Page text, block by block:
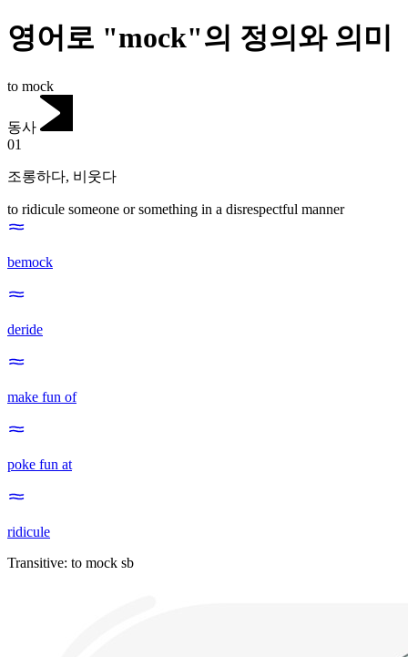
영어로 "mock"의 정의와 의미
to mock
동사
01
조롱하다, 비웃다
to ridicule someone or something in a disrespectful manner
bemock
deride
make fun of
poke fun at
ridicule
Transitive: to mock sb